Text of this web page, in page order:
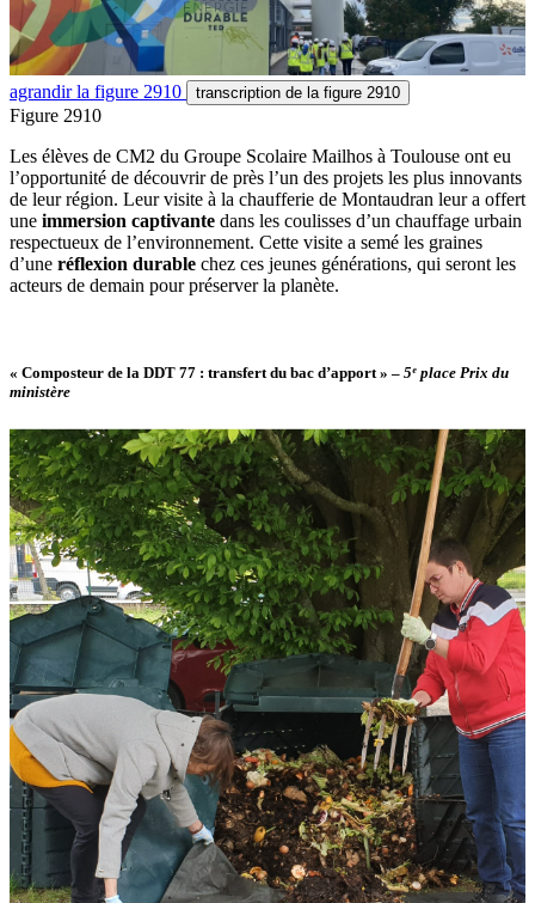
agrandirla figure 2910 transcription de la figure 2910
Figure 2910
Les élèves de CM2 du Groupe Scolaire Mailhos à Toulouse ont eu
l’opportunité de découvrir de près l’un des projets les plus innovants
de leur région. Leur visite à la chaufferie de Montaudran leur a offert
une immersion captivante dans les coulisses d’un chauffage urbain
respectueux de l’environnement. Cette visite a semé les graines
d’une réflexion durable chez ces jeunes générations, qui seront les
acteurs de demain pour préserver la planète.
« Composteur de la DDT 77 : transfert du bac d’apport » – 5ᵉ place Prix du
ministère